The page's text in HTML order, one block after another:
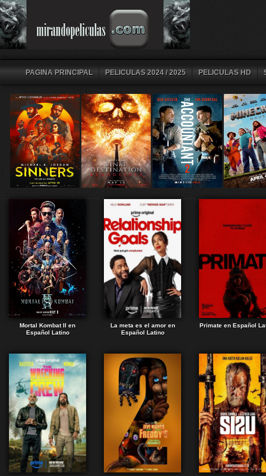
PAGINA PRINCIPAL PELICULAS 2024 / 2025 PELICULAS HD
Mortal Kombat II en
Español Latino
La meta es el amor en
Español Latino
Primate en Español